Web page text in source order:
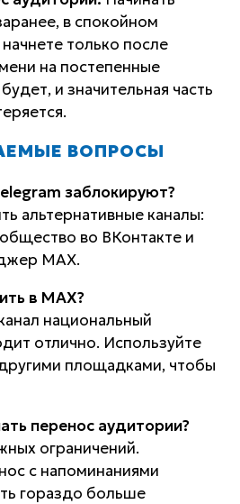
в спокойном
только после
на постепенные
и значительная часть
ВОПРОСЫ
заблокируют?
альтернативные каналы:
во ВКонтакте и
MAX.
в MAX?
национальный
отлично. Используйте
площадками, чтобы
перенос аудитории?
ограничений.
с напоминаниями
гораздо больше